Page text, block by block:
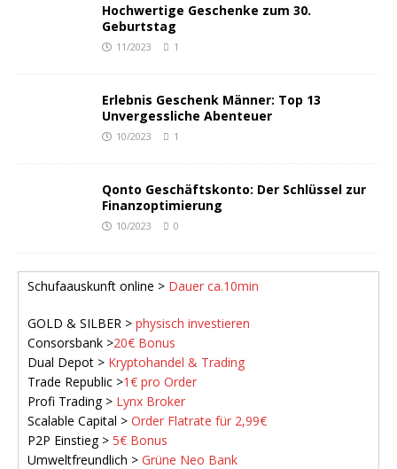
Hochwertige Geschenke zum 30.
Geburtstag
11/2023 1
Erlebnis Geschenk Männer: Top 13
Unvergessliche Abenteuer
10/2023 1
Qonto Geschäftskonto: Der Schlüssel zur
Finanzoptimierung
10/2023 0
Schufaauskunft online > Dauer ca.10min
GOLD & SILBER > physisch investieren
Consorsbank >20€ Bonus
Dual Depot > Kryptohandel & Trading
Trade Republic >1€ pro Order
Profi Trading > Lynx Broker
Scalable Capital > Order Flatrate für 2,99€
P2P Einstieg > 5€ Bonus
Umweltfreundlich > Grüne Neo Bank